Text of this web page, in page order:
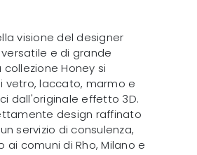
visione del designer
e di grande
Honey si
vetro, laccato, marmo e
dall'originale effetto 3D.
design raffinato
servizio di consulenza,
comuni di Rho, Milano e